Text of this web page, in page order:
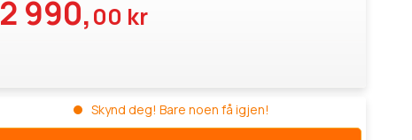
2 990,00 kr
Skynd deg! Bare noen få igjen!